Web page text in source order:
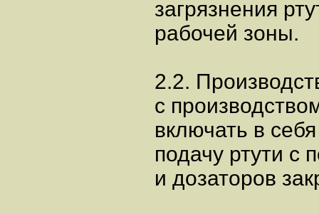
загрязнения
рабочей зоны.
2.2.
с
включать в
подачу ртути с
и дозаторов